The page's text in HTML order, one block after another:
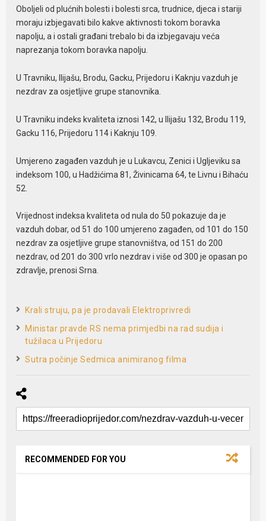
Oboljeli od plućnih bolesti i bolesti srca, trudnice, djeca i stariji
moraju izbjegavati bilo kakve aktivnosti tokom boravka
napolju, a i ostali građani trebalo bi da izbjegavaju veća
naprezanja tokom boravka napolju.
U Travniku, Ilijašu, Brodu, Gacku, Prijedoru i Kaknju vazduh je
nezdrav za osjetljive grupe stanovnika.
U Travniku indeks kvaliteta iznosi 142, u Ilijašu 132, Brodu 119,
Gacku 116, Prijedoru 114 i Kaknju 109.
Umjereno zagađen vazduh je u Lukavcu, Zenici i Ugljeviku sa
indeksom 100, u Hadžićima 81, Živinicama 64, te Livnu i Bihaću
52.
Vrijednost indeksa kvaliteta od nula do 50 pokazuje da je
vazduh dobar, od 51 do 100 umjereno zagađen, od 101 do 150
nezdrav za osjetljive grupe stanovništva, od 151 do 200
nezdrav, od 201 do 300 vrlo nezdrav i više od 300 je opasan po
zdravlje, prenosi Srna.
Krali struju, pa je prodavali Elektroprivredi
Ministar pravde RS nema primjedbi na rad sudija i
tužilaca u Prijedoru
Sutra počinje Sedmica animiranog filma
RECOMMENDED FOR YOU